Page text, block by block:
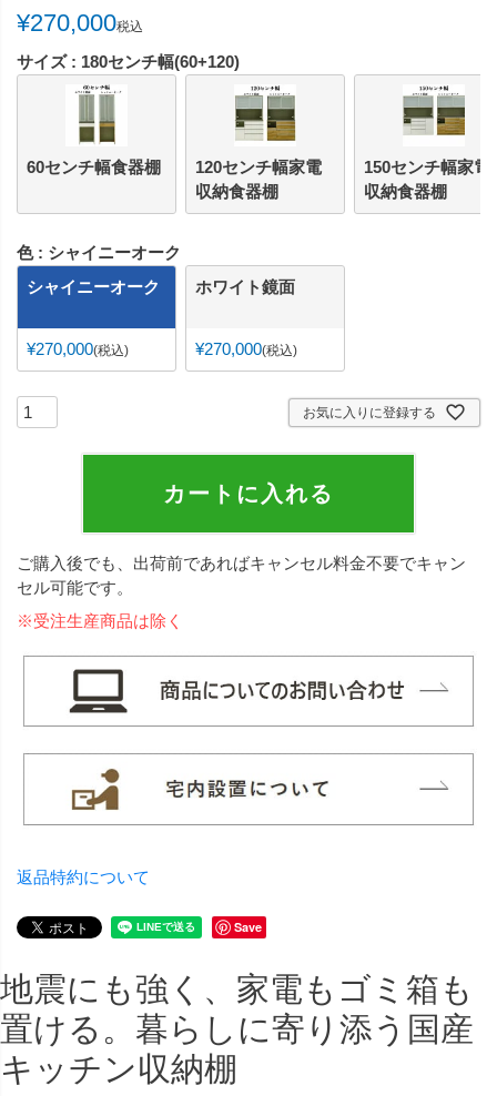
¥270,000税込
サイズ 180センチ幅(60+120)
60センチ幅食器棚
120センチ幅家電
収納食器棚
150センチ幅家電
収納食器棚
色
シャイニーオーク
シャイニーオーク
¥270,000 税込
ホワイト鏡面
¥270,000 税込
お気に入りに登録する
カートに入れる
ご購入後でも、出荷前であればキャンセル料金不要でキャン
セル可能です。
※受注生産商品は除く
返品特約について
Save
地震にも強く、家電もゴミ箱も
置ける。暮らしに寄り添う国産
キッチン収納棚